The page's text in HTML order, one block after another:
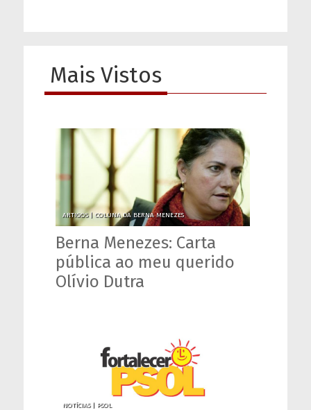
Mais Vistos
ARTIGOS | COLUNA DA BERNA MENEZES
Berna Menezes: Carta
pública ao meu querido
Olívio Dutra
NOTÍCIAS | PSOL